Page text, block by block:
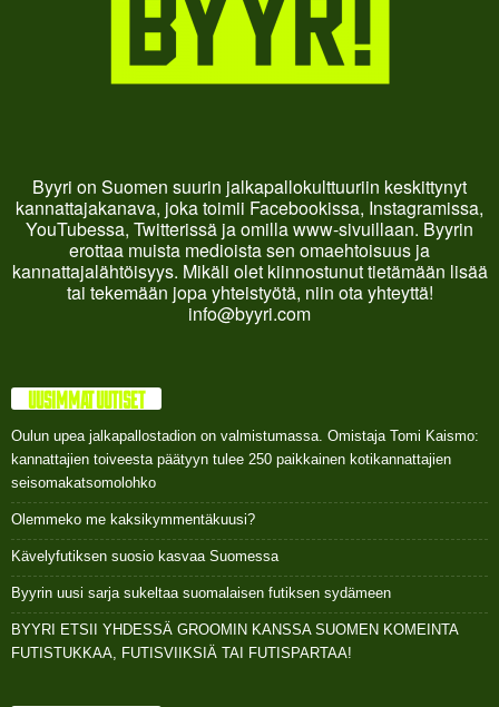
Byyri on Suomen suurin jalkapallokulttuuriin keskittynyt
kannattajakanava, joka toimii Facebookissa, Instagramissa,
YouTubessa, Twitterissä ja omilla www-sivuillaan. Byyrin
erottaa muista medioista sen omaehtoisuus ja
kannattajalähtöisyys. Mikäli olet kiinnostunut tietämään lisää
tai tekemään jopa yhteistyötä, niin ota yhteyttä!
info@byyri.com
UUSIMMAT UUTISET
Oulun upea jalkapallostadion on valmistumassa. Omistaja Tomi Kaismo:
kannattajien toiveesta päätyyn tulee 250 paikkainen kotikannattajien
seisomakatsomolohko
Olemmeko me kaksikymmentäkuusi?
Kävelyfutiksen suosio kasvaa Suomessa
Byyrin uusi sarja sukeltaa suomalaisen futiksen sydämeen
BYYRI ETSII YHDESSÄ GROOMIN KANSSA SUOMEN KOMEINTA
FUTISTUKKAA, FUTISVIIKSIÄ TAI FUTISPARTAA!